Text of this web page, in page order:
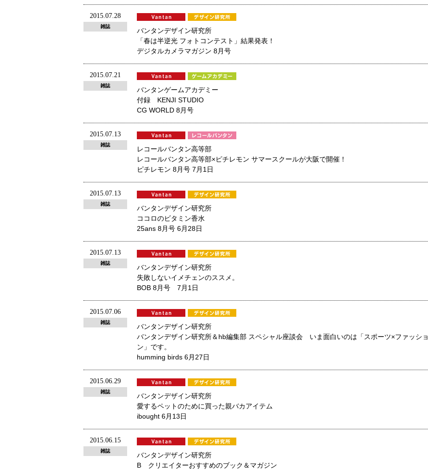
2015.07.28
雑誌
バンタンデザイン研究所
「春は半逆光 フォトコンテスト」結果発表！
デジタルカメラマガジン 8月号
2015.07.21
雑誌
バンタンゲームアカデミー
付録 KENJI STUDIO
CG WORLD 8月号
2015.07.13
雑誌
レコールバンタン高等部
レコールバンタン高等部×ピチレモン サマースクールが大阪で開催！
ピチレモン 8月号 7月1日
2015.07.13
雑誌
バンタンデザイン研究所
ココロのビタミン香水
25ans 8月号 6月28日
2015.07.13
雑誌
バンタンデザイン研究所
失敗しないイメチェンのススメ。
BOB 8月号 7月1日
2015.07.06
雑誌
バンタンデザイン研究所
バンタンデザイン研究所＆hb編集部 スペシャル座談会 いま面白いのは「スポーツ×ファッショ
ン」です。
humming birds 6月27日
2015.06.29
雑誌
バンタンデザイン研究所
愛するペットのために買った親バカアイテム
ibought 6月13日
2015.06.15
雑誌
バンタンデザイン研究所
B クリエイターおすすめのブック＆マガジン